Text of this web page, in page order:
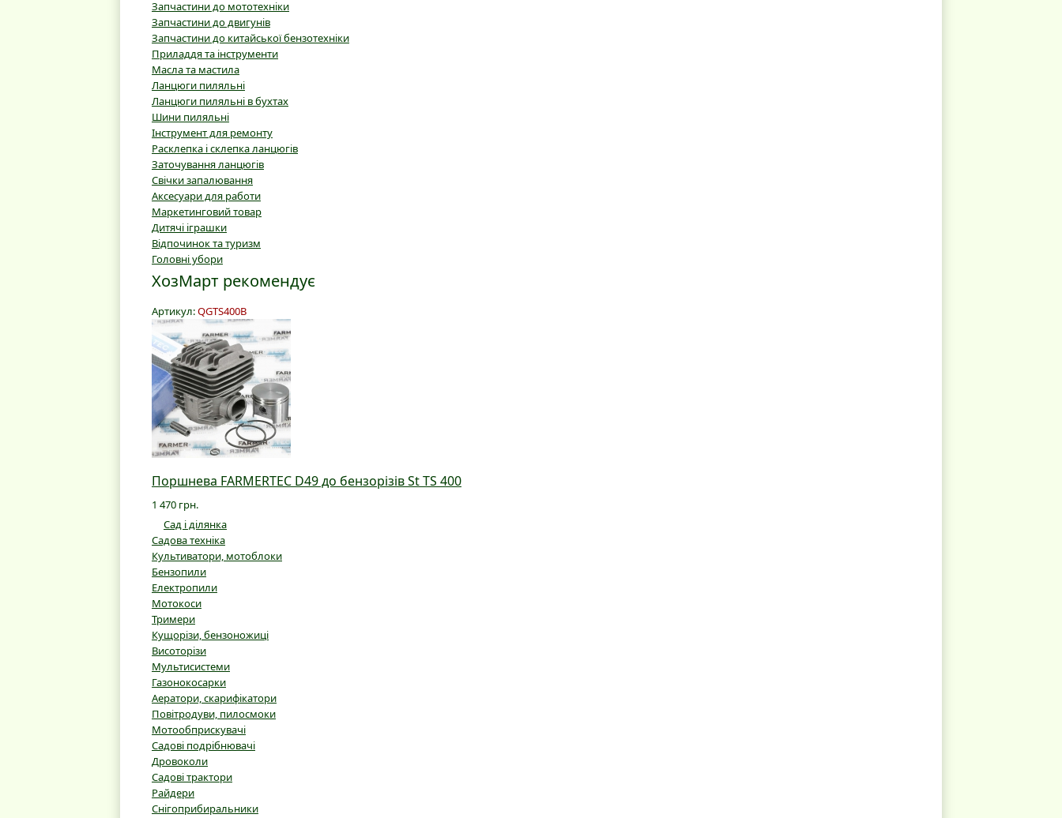
Запчастини до мототехніки
Запчастини до двигунів
Запчастини до китайської бензотехніки
Приладдя та інструменти
Масла та мастила
Ланцюги пиляльні
Ланцюги пиляльні в бухтах
Шини пиляльні
Інструмент для ремонту
Расклепка і склепка ланцюгів
Заточування ланцюгів
Свічки запалювання
Аксесуари для работи
Маркетинговий товар
Дитячі іграшки
Відпочинок та туризм
Головні убори
ХозМарт рекомендує
Артикул:QGTS400B
Поршнева FARMERTEC D49 до бензорізів St TS 400
1 470 грн.
Сад і ділянка
Садова техніка
Культиватори, мотоблоки
Бензопили
Електропили
Мотокоси
Тримери
Кущорізи, бензоножиці
Висоторізи
Мультисистеми
Газонокосарки
Аератори, скарифікатори
Повітродуви, пилосмоки
Мотообприскувачі
Садові подрібнювачі
Дровоколи
Садові трактори
Райдери
Снігоприбиральники